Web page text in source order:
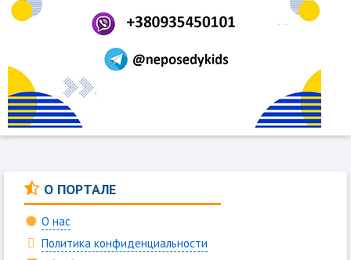
О ПОРТАЛЕ
О нас
Политика конфиденциальности